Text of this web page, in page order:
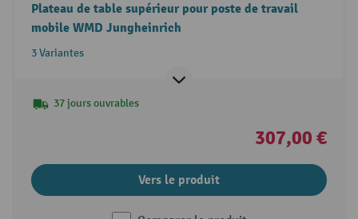
Plateau de table supérieur pour poste de travail
mobile WMD Jungheinrich
3 Variantes
37 jours ouvrables
307,00 €
Vers le produit